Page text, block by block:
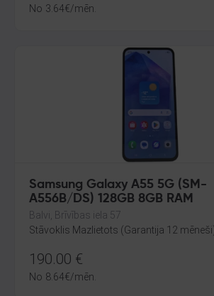
No 3.64€/mēn.
Samsung Galaxy A55 5G (SM-
A556B/DS) 128GB 8GB RAM
Balvi, Brīvības iela 57
Stāvoklis Mazlietots (Garantija 12
190.00 €
No 8.64€/mēn.